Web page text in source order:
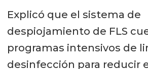
Explicó que el sistema de
despiojamiento de FLS
programas intensivos de
desinfección para reducir